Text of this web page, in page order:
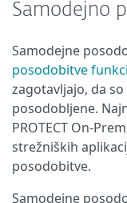
Samodejno
Samodejne
posodobitve
zagotavljajo, da so
posodobljene.
PROTECT On-
strežniških
posodobitve.
Samodejne